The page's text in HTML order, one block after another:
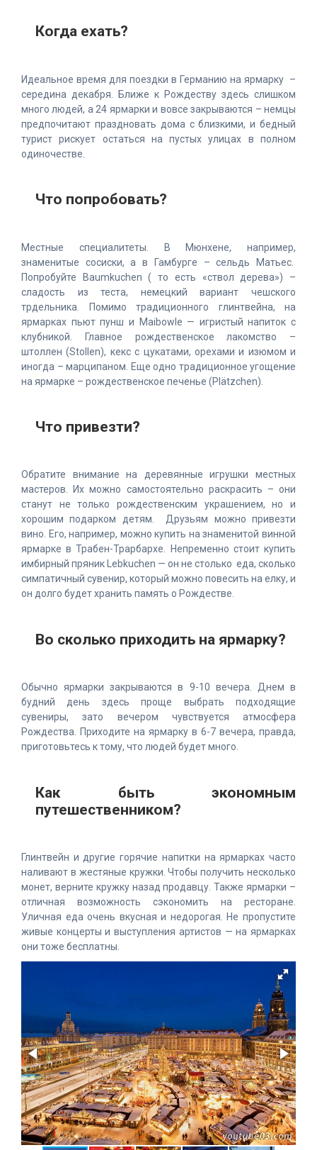
Когда ехать?
Идеальное время для поездки в Германию на ярмарку –
середина декабря. Ближе к Рождеству здесь слишком
много людей, а 24 ярмарки и вовсе закрываются – немцы
предпочитают праздновать дома с близкими, и бедный
турист рискует остаться на пустых улицах в полном
одиночестве.
Что попробовать?
Местные специалитеты. В Мюнхене, например,
знаменитые сосиски, а в Гамбурге – сельдь Матьес.
Попробуйте Baumkuchen ( то есть «ствол дерева») –
сладость из теста, немецкий вариант чешского
трдельника. Помимо традиционного глинтвейна, на
ярмарках пьют пунш и Maibowle — игристый напиток с
клубникой. Главное рождественское лакомство –
штоллен (Stollen), кекс с цукатами, орехами и изюмом и
иногда – марципаном. Еще одно традиционное угощение
на ярмарке – рождественское печенье (Plätzchen).
Что привезти?
Обратите внимание на деревянные игрушки местных
мастеров. Их можно самостоятельно раскрасить – они
станут не только рождественским украшением, но и
хорошим подарком детям. Друзьям можно привезти
вино. Его, например, можно купить на знаменитой винной
ярмарке в Трабен-Трарбархе. Непременно стоит купить
имбирный пряник Lebkuchen — он не столько еда, сколько
симпатичный сувенир, который можно повесить на елку, и
он долго будет хранить память о Рождестве.
Во сколько приходить на ярмарку?
Обычно ярмарки закрываются в 9-10 вечера. Днем в
будний день здесь проще выбрать подходящие
сувениры, зато вечером чувствуется атмосфера
Рождества. Приходите на ярмарку в 6-7 вечера, правда,
приготовьтесь к тому, что людей будет много.
Как быть экономным
путешественником?
Глинтвейн и другие горячие напитки на ярмарках часто
наливают в жестяные кружки. Чтобы получить несколько
монет, верните кружку назад продавцу. Также ярмарки –
отличная возможность сэкономить на ресторане.
Уличная еда очень вкусная и недорогая. Не пропустите
живые концерты и выступления артистов — на ярмарках
они тоже бесплатны.